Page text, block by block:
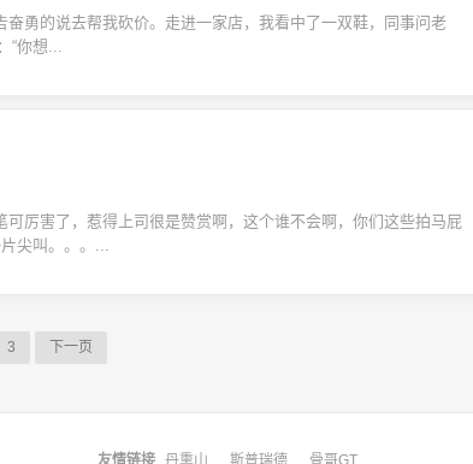
勇的说去帮我砍价。走进一家店，我看中了一双鞋，同事问老
“你想...
厉害了，惹得上司很是赞赏啊，这个谁不会啊，你们这些拍马屁
尖叫。。。...
3 下一页
友情链接 丹熏山 斯普瑞德 骨哥GT